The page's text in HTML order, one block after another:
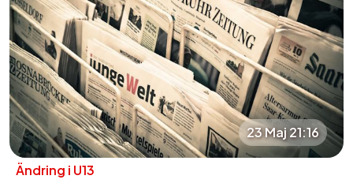
23 Maj 21:16
Ändring i U13